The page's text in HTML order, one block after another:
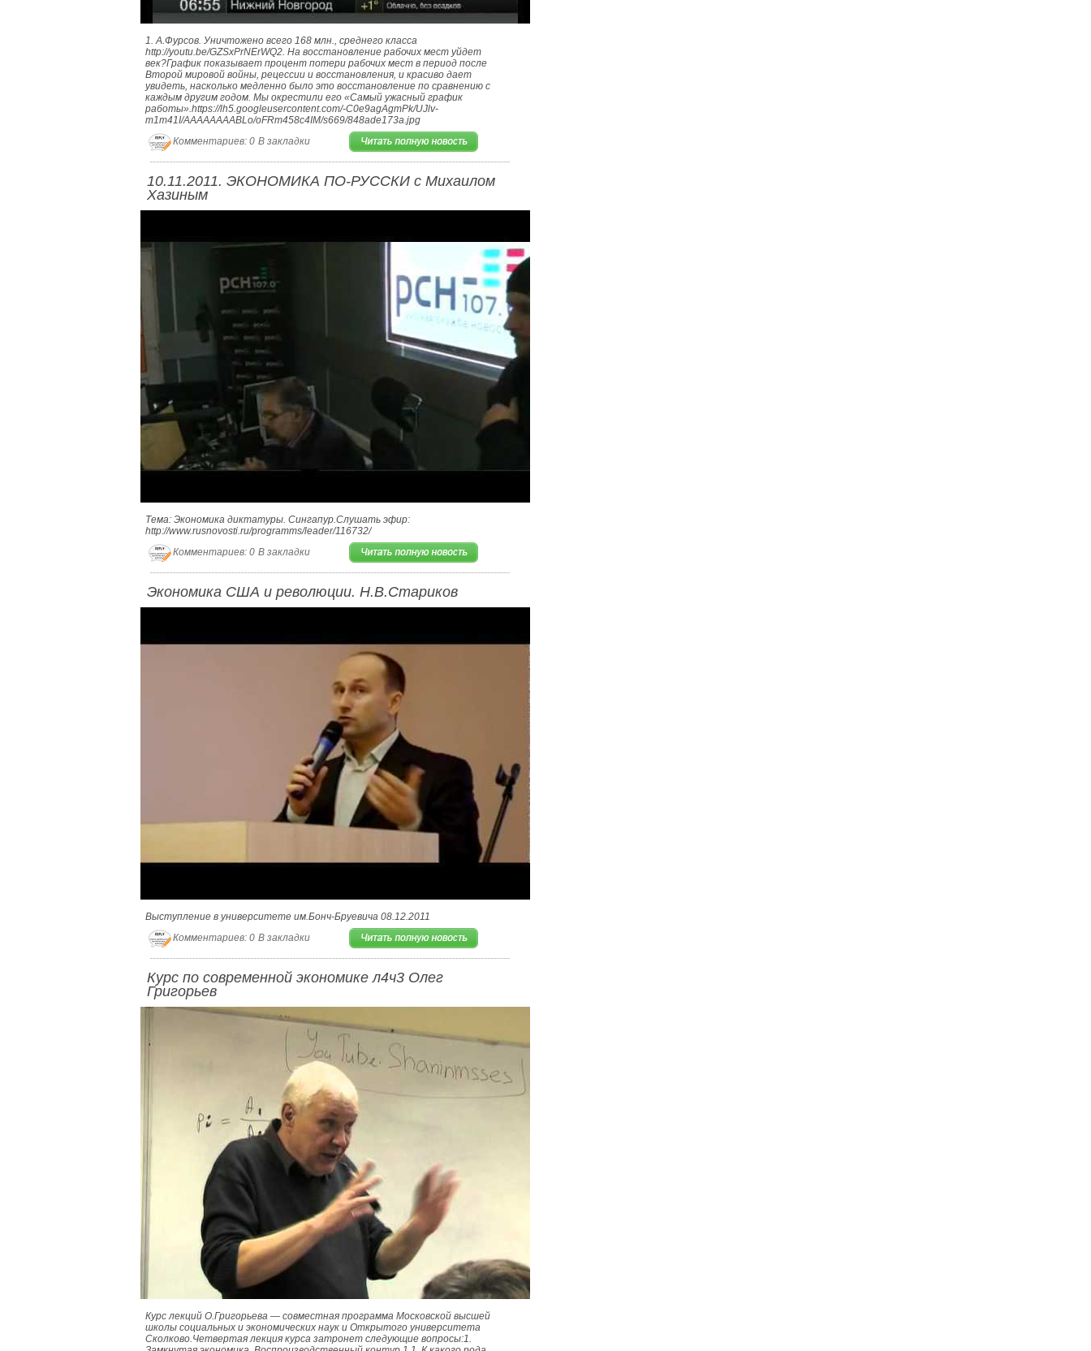
1. А.Фурсов. Уничтожено всего 168 млн., среднего класса
http://youtu.be/GZSxPrNErWQ2. На восстановление рабочих мест уйдет
век?График показывает процент потери рабочих мест в период после
Второй мировой войны, рецессии и восстановления, и красиво дает
увидеть, насколько медленно было это восстановление по сравнению с
каждым другим годом. Мы окрестили его «Самый ужасный график
работы».https://lh5.googleusercontent.com/-C0e9agAgmPk/UJlv-
m1m41I/AAAAAAAABLo/oFRm458c4IM/s669/848ade173a.jpg
Комментариев: 0 В закладки
10.11.2011. ЭКОНОМИКА ПО-РУССКИ с Михаилом
Хазиным
Тема: Экономика диктатуры. Сингапур.Слушать эфир:
http://www.rusnovosti.ru/programms/leader/116732/
Комментариев: 0 В закладки
Экономика США и революции. Н.В.Стариков
Выступление в университете им.Бонч-Бруевича 08.12.2011
Комментариев: 0 В закладки
Курс по современной экономике л4ч3 Олег
Григорьев
Курс лекций О.Григорьева — совместная программа Московской высшей
школы социальных и экономических наук и Открытого университета
Сколково.Четвертая лекция курса затронет следующие вопросы:1.